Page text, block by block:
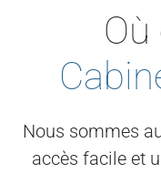
Nous sommes
accès facile et